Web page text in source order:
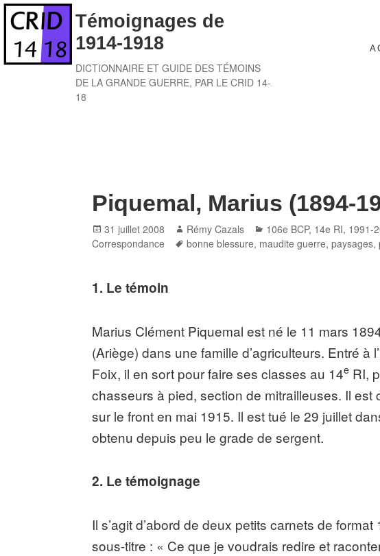
Skip
content
Témoignages de
1914-1918
DICTIONNAIRE ET GUIDE DES TÉMOINS
DE LA GRANDE GUERRE, PAR LE CRID 14-
18
Piquemal, Marius (1894-
Posted
on
31 juillet 2008 Author
Rémy Cazals Categories
106e BCP, 14e RI, 1991-
Correspondance
Tags
bonne blessure, maudite guerre,paysages,
1. Le témoin
Marius Clément Piquemal est né le 11 mars
(Ariège) dans une famille d’agriculteurs. Entré à
Foix, il en sort pour faire ses classes au 14e RI,
chasseurs à pied, section de mitrailleuses. Il est
sur le front en mai 1915. Il est tué le 29 juillet
obtenu depuis peu le grade de sergent.
2. Le témoignage
Il s’agit d’abord de deux petits carnets de
sous-titre : « Ce que je voudrais redire et